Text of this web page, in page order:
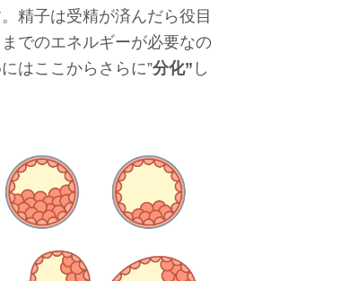
精子は受精が済んだら役目
でのエネルギーが必要なの
はここからさらに”分化” し